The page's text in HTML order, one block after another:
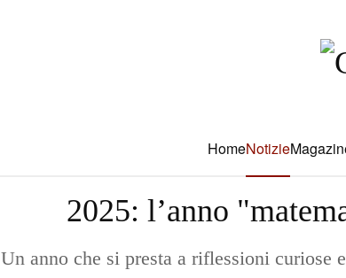
HomeNotizie
2025: l’anno
Un anno che si presta a riflessioni curiose